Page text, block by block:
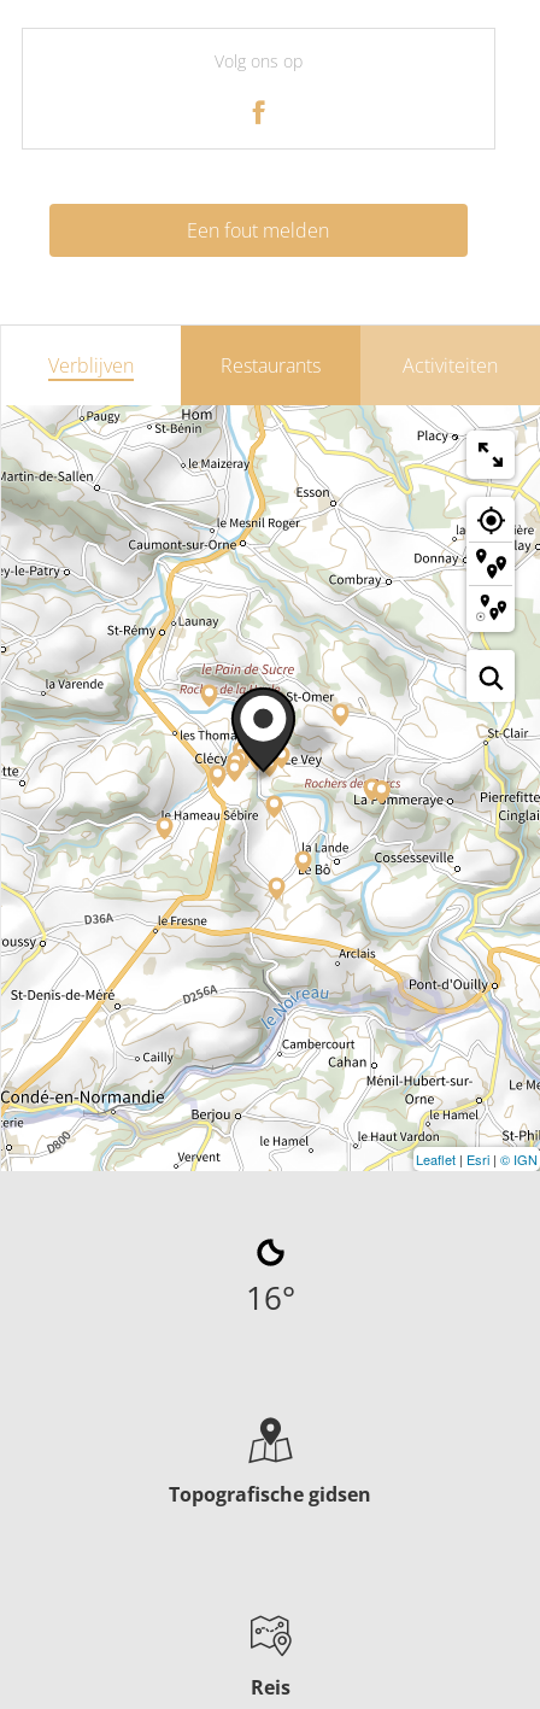
Volg ons op
Een fout melden
Verblijven Restaurants Activiteiten
Leaflet | Esri | © IGN
16°
Topografische gidsen
Reis